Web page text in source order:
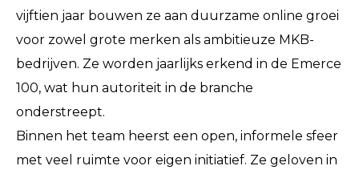
vijftien jaar bouwen ze aan duurzame online groei
voor zowel grote merken als ambitieuze MKB-
bedrijven. Ze worden jaarlijks erkend in de Emerce
100, wat hun autoriteit in de branche
onderstreept.
Binnen het team heerst een open, informele sfeer
met veel ruimte voor eigen initiatief. Ze geloven in